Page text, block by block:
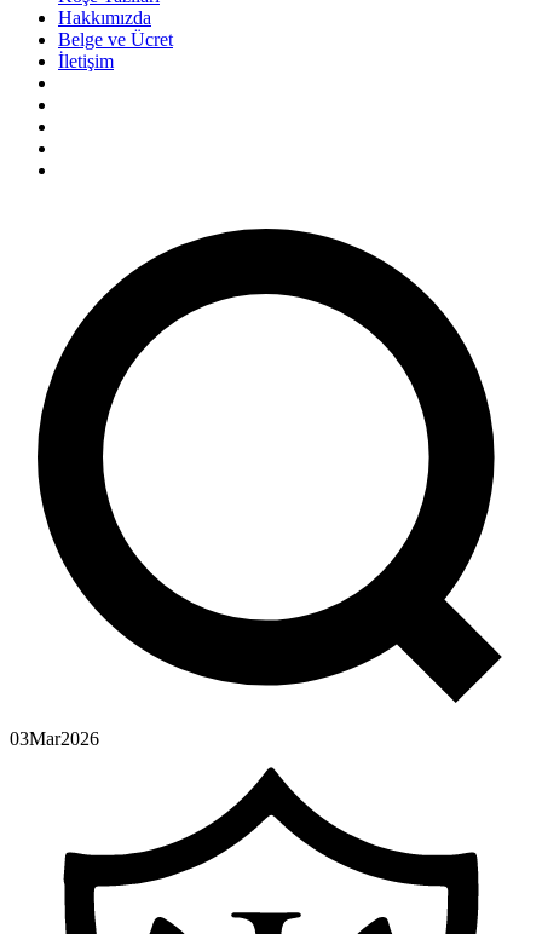
Hakkımızda
Belge ve Ücret
İletişim
03Mar2026